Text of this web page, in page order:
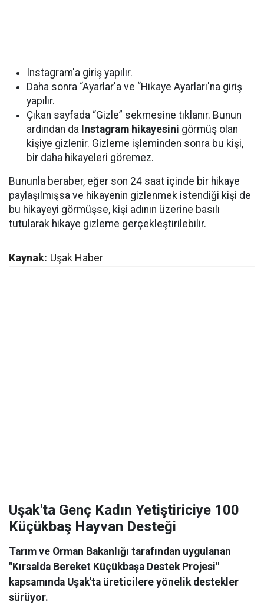
Instagram'a giriş yapılır.
Daha sonra “Ayarlar'a ve “Hikaye Ayarları'na giriş
yapılır.
Çıkan sayfada “Gizle” sekmesine tıklanır. Bunun
ardından da Instagram hikayesini görmüş olan
kişiye gizlenir. Gizleme işleminden sonra bu kişi,
bir daha hikayeleri göremez.
Bununla beraber, eğer son 24 saat içinde bir hikaye
paylaşılmışsa ve hikayenin gizlenmek istendiği kişi de
bu hikayeyi görmüşse, kişi adının üzerine basılı
tutularak hikaye gizleme gerçekleştirilebilir.
Kaynak: Uşak Haber
Uşak'ta Genç Kadın Yetiştiriciye 100
Küçükbaş Hayvan Desteği
Tarım ve Orman Bakanlığı tarafından uygulanan
"Kırsalda Bereket Küçükbaşa Destek Projesi"
kapsamında Uşak'ta üreticilere yönelik destekler
sürüyor.